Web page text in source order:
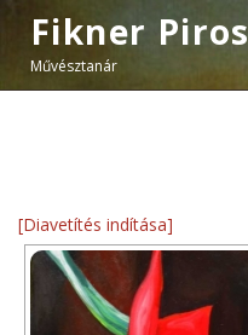
Fikner
Művésztanár
[Diavetítés indítása]